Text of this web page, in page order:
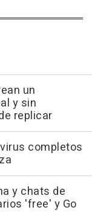
un
y sin
replicar
completos
y chats de
'free' y Go